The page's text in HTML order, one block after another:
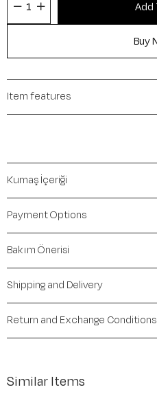
Item features
Kumaş İçeriği
Payment Options
Bakım Önerisi
Shipping and Delivery
Return and Exchange Conditions
Similar Items